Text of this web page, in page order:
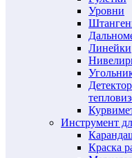
Уровни
Линейки
Инструмент
Краска